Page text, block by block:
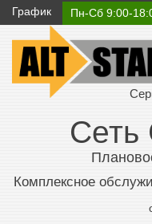
График Пн-Сб 9:00-
Комплексное